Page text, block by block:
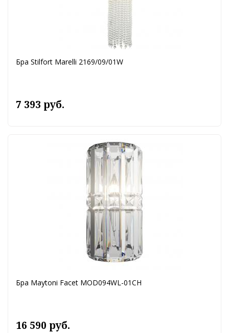
Бра Stilfort Marelli 2169/09/01W
7 393 руб.
Бра Maytoni Facet MOD094WL-01CH
16 590 руб.